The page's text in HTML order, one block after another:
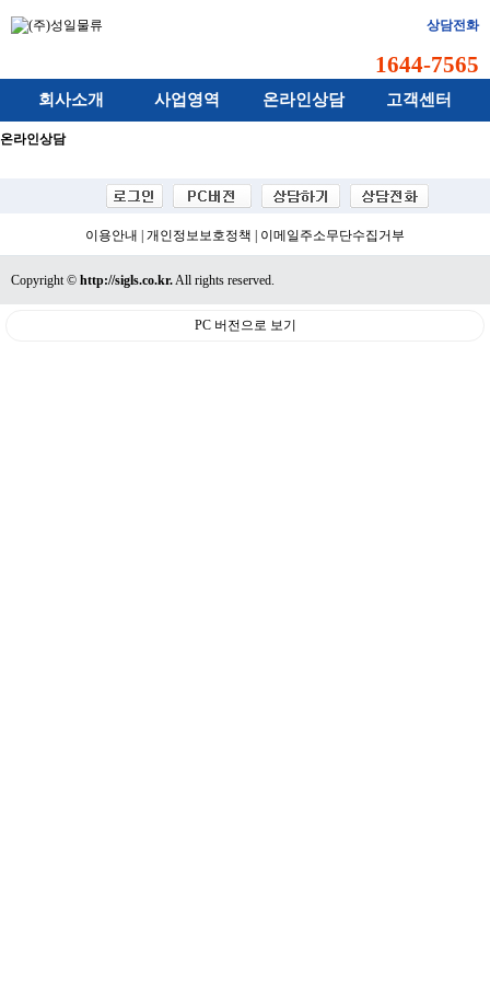
상담전화
1644-7565
회사소개 사업영역 온라인상담 고객센터
온라인상담
이용안내 개인정보보호정책 이메일주소무단수집거부
Copyright © http://sigls.co.kr.All rights reserved.
PC 버전으로 보기